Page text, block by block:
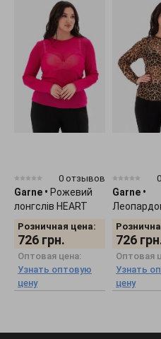
0 отзывов
Garne • Рожевий
лонгслів HEART
3043373
Розничная цена:
726 грн.
Оптовая цена:
Узнать оптовую
цену
Garne •
лонгслів
3043374
726
Оптовая
Узнать
цену